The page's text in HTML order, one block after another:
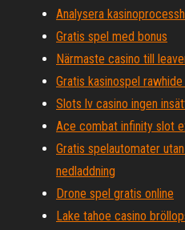
Analysera
Gratis spel med bonus
Närmaste casino till
Gratis kasinospel rawhide
Slots lv casino ingen
Ace combat infinity slot
Gratis spelautomater
nedladdning
Drone spel gratis online
Lake tahoe casino